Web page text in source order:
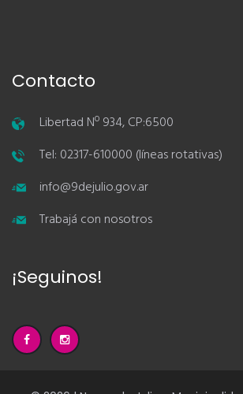
Contacto
Libertad Nº 934, CP:6500
Tel: 02317-610000 (líneas rotativas)
info@9dejulio.gov.ar
Trabajá con nosotros
¡Seguinos!